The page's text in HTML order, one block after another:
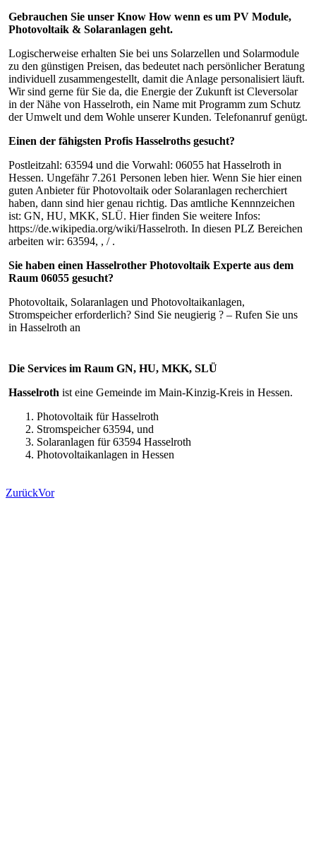
Gebrauchen Sie unser Know How wenn es um PV Module,
Photovoltaik & Solaranlagen geht.
Logischerweise erhalten Sie bei uns Solarzellen und Solarmodule
zu den günstigen Preisen, das bedeutet nach persönlicher Beratung
individuell zusammengestellt, damit die Anlage personalisiert läuft.
Wir sind gerne für Sie da, die Energie der Zukunft ist Cleversolar
in der Nähe von Hasselroth, ein Name mit Programm zum Schutz
der Umwelt und dem Wohle unserer Kunden. Telefonanruf genügt.
Einen der fähigsten Profis Hasselroths gesucht?
Postleitzahl: 63594 und die Vorwahl: 06055 hat Hasselroth in
Hessen. Ungefähr 7.261 Personen leben hier. Wenn Sie hier einen
guten Anbieter für Photovoltaik oder Solaranlagen recherchiert
haben, dann sind hier genau richtig. Das amtliche Kennnzeichen
ist: GN, HU, MKK, SLÜ. Hier finden Sie weitere Infos:
https://de.wikipedia.org/wiki/Hasselroth. In diesen PLZ Bereichen
arbeiten wir: 63594, , / .
Sie haben einen Hasselrother Photovoltaik Experte aus dem
Raum 06055 gesucht?
Photovoltaik, Solaranlagen und Photovoltaikanlagen,
Stromspeicher erforderlich? Sind Sie neugierig ? – Rufen Sie uns
in Hasselroth an
Die Services im Raum GN, HU, MKK, SLÜ
Hasselroth ist eine Gemeinde im Main-Kinzig-Kreis in Hessen.
Photovoltaik für Hasselroth
Stromspeicher 63594, und
Solaranlagen für 63594 Hasselroth
Photovoltaikanlagen in Hessen
ZurückVor